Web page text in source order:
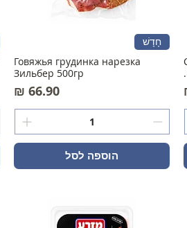
חָדָשׁ
Говяжья грудинка нарезка
Зильбер 500гр
מחיר
הוספה לסל